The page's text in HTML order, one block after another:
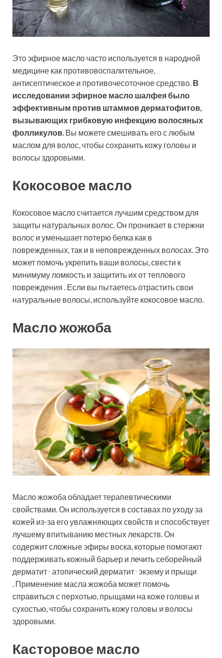
Это эфирное масло часто используется в народной
медицине как противовоспалительное,
антисептическое и противочесоточное средство. В
исследовании эфирное масло шалфея было
эффективным против штаммов дерматофитов,
вызывающих грибковую инфекцию волосяных
фолликулов . Вы можете смешивать его с любым
маслом для волос, чтобы сохранить кожу головы и
волосы здоровыми.
Кокосовое масло
Кокосовое масло считается лучшим средством для
защиты натуральных волос. Он проникает в стержни
волос и уменьшает потерю белка как в
поврежденных, так и в неповрежденных волосах. Это
может помочь укрепить ваши волосы, свести к
минимуму ломкость и защитить их от теплового
повреждения . Если вы пытаетесь отрастить свои
натуральные волосы, используйте кокосовое масло.
Масло жожоба
Масло жожоба обладает терапевтическими
свойствами. Он используется в составах по уходу за
кожей из-за его увлажняющих свойств и способствует
лучшему впитыванию местных лекарств. Он
содержит сложные эфиры воска, которые помогают
поддерживать кожный барьер и лечитьсеборейный
дерматит , атопический дерматит , экзему и прыщи
. Применение масла жожоба может помочь
справиться с перхотью, прыщами на коже головы и
сухостью, чтобы сохранить кожу головы и волосы
здоровыми.
Касторовое масло